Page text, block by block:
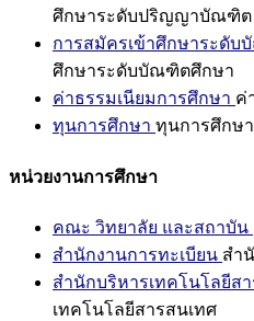
ศึกษาระดับปริญญาบัณฑิต
การสมัครเข้าศึกษาระดับ
ศึกษาระดับบัณฑิตศึกษา
ค่าธรรมเนียมการศึกษา ค่
ทุนการศึกษา ทุนการศึกษา
หน่วยงานการศึกษา
คณะ วิทยาลัย และสถาบัน
สำนักงานการทะเบียน สำ
สำนักบริหารเทคโนโลยีส
เทคโนโลยีสารสนเทศ